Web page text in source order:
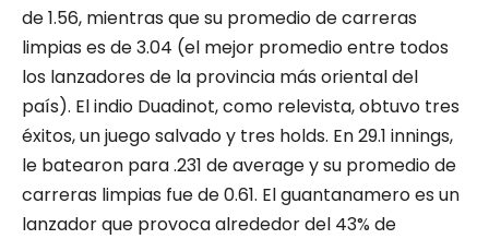
de 1.56, mientras que su promedio de carreras
limpias es de 3.04 (el mejor promedio entre todos
los lanzadores de la provincia más oriental del
país). El indio Duadinot, como relevista, obtuvo tres
éxitos, un juego salvado y tres holds. En 29.1 innings,
le batearon para .231 de average y su promedio de
carreras limpias fue de 0.61. El guantanamero es un
lanzador que provoca alrededor del 43% de